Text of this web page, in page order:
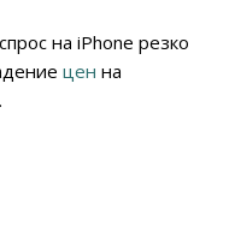
на iPhone резко
цен на